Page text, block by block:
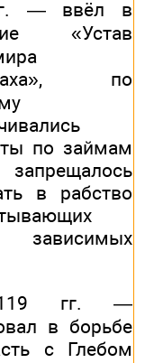
— ввёл в
«Устав
по
по займам
в рабство
1119 гг. —
в борьбе
с Глебом